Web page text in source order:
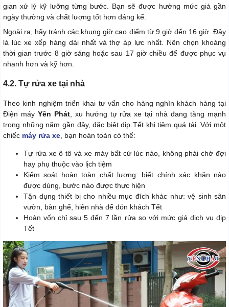
gian xử lý kỹ lưỡng từng bước. Bạn sẽ được hưởng mức giá gần
ngày thường và chất lượng tốt hơn đáng kể.
Ngoài ra, hãy tránh các khung giờ cao điểm từ 9 giờ đến 16 giờ. Đây
là lúc xe xếp hàng dài nhất và thợ áp lực nhất. Nên chọn khoảng
thời gian trước 8 giờ sáng hoặc sau 17 giờ chiều để được phục vụ
nhanh hơn và kỹ hơn.
4.2. Tự rửa xe tại nhà
Theo kinh nghiệm triển khai tư vấn cho hàng nghìn khách hàng tại
Điện máy Yên Phát, xu hướng tự rửa xe tại nhà đang tăng mạnh
trong những năm gần đây, đặc biệt dịp Tết khi tiệm quá tải. Với một
chiếc máy rửa xe , bạn hoàn toàn có thể:
Tự rửa xe ô tô và xe máy bất cứ lúc nào, không phải chờ đợi
hay phụ thuộc vào lịch tiệm
Kiểm soát hoàn toàn chất lượng: biết chính xác khăn nào
được dùng, bước nào được thực hiện
Tận dụng thiết bị cho nhiều mục đích khác như: vệ sinh sân
vườn, bàn ghế, hiên nhà để đón khách Tết
Hoàn vốn chỉ sau 5 đến 7 lần rửa so với mức giá dịch vụ dịp
Tết